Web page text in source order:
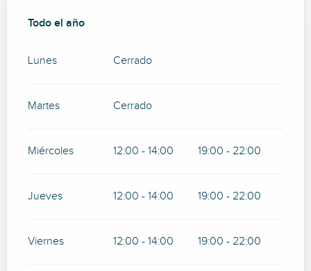
Todo el año
Todo el año
Lunes Cerrado
Martes Cerrado
Miércoles 12:00 - 14:00 19:00 - 22:00
Jueves 12:00 - 14:00 19:00 - 22:00
Viernes 12:00 - 14:00 19:00 - 22:00